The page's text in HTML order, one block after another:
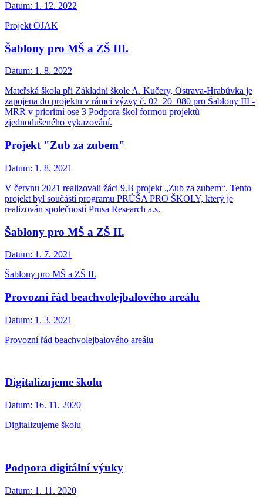
Datum: 1. 12. 2022
Projekt OJAK
Šablony pro MŠ a ZŠ III.
Datum: 1. 8. 2022
Mateřská škola při Základní škole A. Kučery, Ostrava-Hrabůvka je
zapojena do projektu v rámci výzvy č. 02_20_080 pro Šablony III -
MRR v prioritní ose 3 Podpora škol formou projektů
zjednodušeného vykazování.
Projekt "Zub za zubem"
Datum: 1. 8. 2021
V červnu 2021 realizovali žáci 9.B projekt „Zub za zubem“. Tento
projekt byl součástí programu PRŮŠA PRO ŠKOLY, který je
realizován společností Prusa Research a.s.
Šablony pro MŠ a ZŠ II.
Datum: 1. 7. 2021
Šablony pro MŠ a ZŠ II.
Provozní řád beachvolejbalového areálu
Datum: 1. 3. 2021
Provozní řád beachvolejbalového areálu
Digitalizujeme školu
Datum: 16. 11. 2020
Digitalizujeme školu
Podpora digitální výuky
Datum: 1. 11. 2020